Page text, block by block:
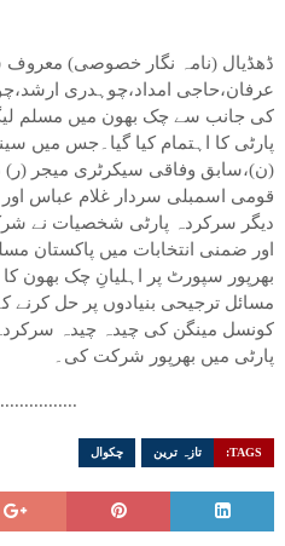
ڈھڈیال (نامہ نگار خصوصی)
عرفان،حاجی امداد،چوہدری
کی جانب سے چک بھون میں مسلم
پارٹی کا اہتمام کیا گیا۔جس میں
(ن)،سابق وفاقی سیکرٹری میجر (ر)
قومی اسمبلی سردار غلام عباس
دیگر سرکردہ پارٹی شخصیات نے
اور ضمنی انتخابات میں پاکستان
بھرپور سپورٹ پر اہلیانِ چک بھون کا
مسائل ترجیحی بنیادوں پر حل کرنے
کونسل مینگن کی چیدہ چیدہ
پارٹی میں بھرپور شرکت کی۔
TAGS: تازہ ترین چکوال